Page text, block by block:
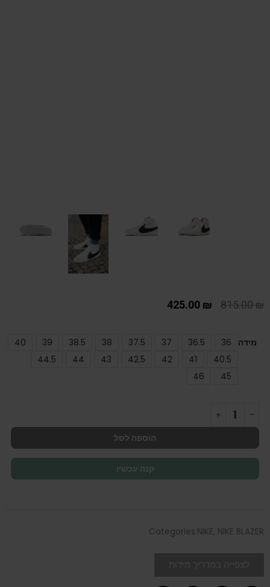
815.00₪
425.00 ₪
מידה 36
36.5
37
37.5
38
38.5
39
40
40.5
41
42
42.5
43
44
44.5
45
46
הוספה לסל
קנה עכשיו
Categories NIKE, NIKE BLAZER